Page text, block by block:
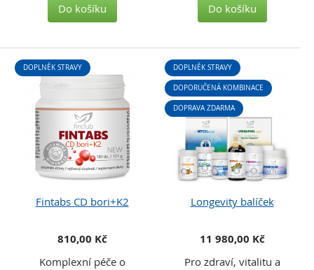
Do košíku Do košíku
Fintabs CD bori+K2
DOPLNĚK STRAVY
810,00 Kč
Komplexní péče o
Longevity balíček
DOPLNĚK STRAVY
DOPORUČENÁ KOMBINACE
DOPRAVA ZDARMA
11 980,00 Kč
Pro zdraví, vitalitu a